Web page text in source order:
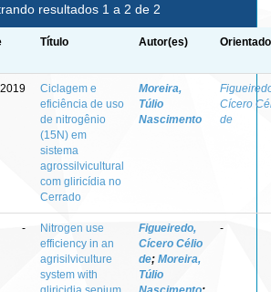
resultados 1 a 2 de 2
Título Autor(es)
Ciclagem e
eficiência de uso
de nitrogênio
(15N) em
sistema
agrossilvicultural
com gliricídia no
Cerrado
Moreira,
Túlio
Nascimento
Cícero
de
-
Nitrogen use
efficiency in an
agrisilviculture
system with
Figueiredo,
Cícero Célio
de; Moreira,
Túlio
-